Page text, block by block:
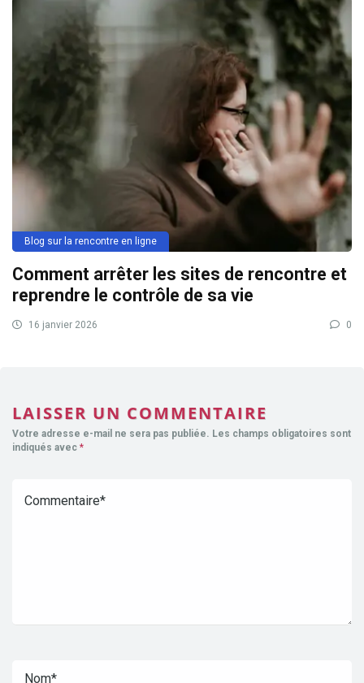
Blog sur la rencontre en ligne
Comment arrêter les sites de rencontre et
reprendre le contrôle de sa vie
16 janvier 2026 0
LAISSER UN COMMENTAIRE
Votre adresse e-mail ne sera pas publiée. Les champs obligatoires sont
indiqués avec *